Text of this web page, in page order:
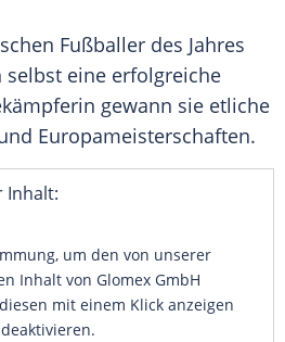
Fußballer des Jahres
selbst eine erfolgreiche
gewann sie etliche
Europameisterschaften.
Inhalt:
um den von unserer
Inhalt von Glomex GmbH
mit einem Klick anzeigen